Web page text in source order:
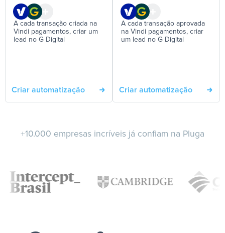
A cada transação criada na
Vindi pagamentos, criar um
lead no G Digital
Criar automatização
A cada transação aprovada
na Vindi pagamentos, criar
um lead no G Digital
Criar automatização
+10.000 empresas incríveis já confiam na Pluga